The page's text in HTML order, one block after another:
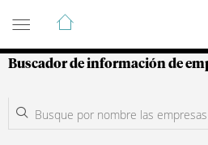
Guía de Empresas
Buscador de información de